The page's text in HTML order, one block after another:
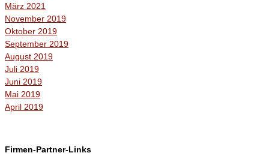
März 2021
November 2019
Oktober 2019
September 2019
August 2019
Juli 2019
Juni 2019
Mai 2019
April 2019
Firmen-Partner-Links